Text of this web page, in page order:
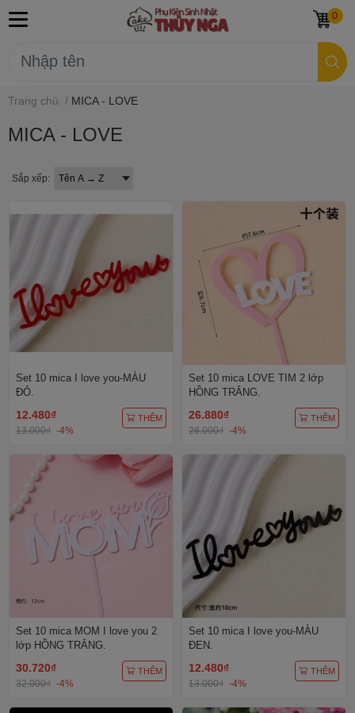
0
Trang chủ / MICA - LOVE
MICA - LOVE
Sắp xếp:
Set 10 mica I love you-MÀU
ĐỎ.
12.480₫
13.000₫ -4%
THÊM
Set 10 mica LOVE TIM 2 lớp
HỒNG TRẮNG.
26.880₫
28.000₫ -4%
THÊM
Set 10 mica MOM I love you 2
lớp HỒNG TRẮNG.
30.720₫
32.000₫ -4%
THÊM
Set 10 mica I love you-MÀU
ĐEN.
12.480₫
13.000₫ -4%
THÊM